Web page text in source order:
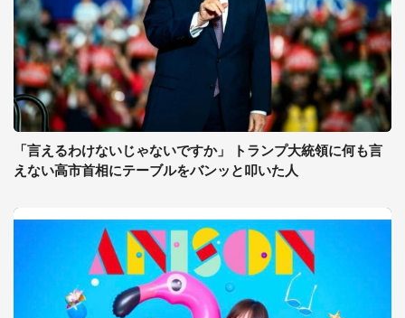
「言えるわけないじゃないですか」 トランプ大統領に何も言
えない高市首相にテーブルをバンッと叩いた人